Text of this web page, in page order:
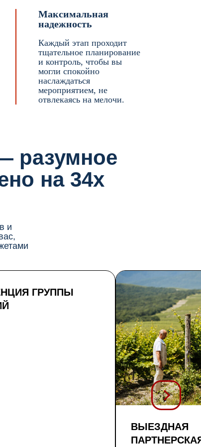
Максимальная
надежность
Каждый этап проходит
тщательное планирование
и контроль, чтобы вы
могли спокойно
наслаждаться
мероприятием, не
отвлекаясь на мелочи.
разумное
на 34х
и
ГРУППЫ
ВЫЕЗДНАЯ